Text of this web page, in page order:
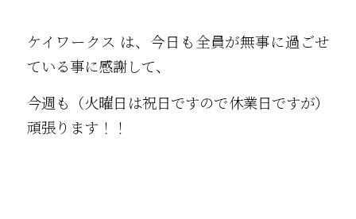
ケイワークス は、今日も全員が無事に過ごせ
ている事に感謝して、
今週も（火曜日は祝日ですので休業日ですが）
頑張ります！！